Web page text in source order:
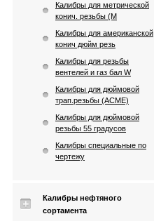
Калибры для метрической
конич. резьбы (М
Калибры для американской
конич дюйм резь
Калибры для резьбы
вентелей и газ бал W
Калибры для дюймовой
трап.резьбы (АСМЕ)
Калибры для дюймовой
резьбы 55 градусов
Калибры специальные по
чертежу
Калибры нефтяного
сортамента